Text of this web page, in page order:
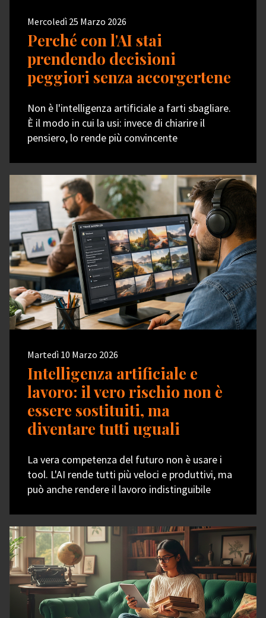
Mercoledì 25 Marzo 2026
Perché con l'AI stai
prendendo decisioni
peggiori senza accorgertene
Non è l'intelligenza artificiale a farti sbagliare.
È il modo in cui la usi: invece di chiarire il
pensiero, lo rende più convincente
Martedì 10 Marzo 2026
Intelligenza artificiale e
lavoro: il vero rischio non è
essere sostituiti, ma
diventare tutti uguali
La vera competenza del futuro non è usare i
tool. L'AI rende tutti più veloci e produttivi, ma
può anche rendere il lavoro indistinguibile